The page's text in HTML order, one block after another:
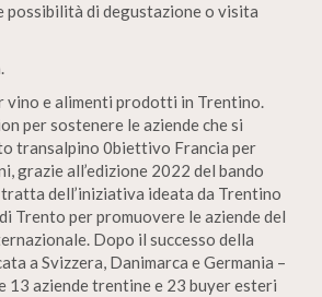
possibilità di degustazione o visita
vino e alimenti prodotti in Trentino.
per sostenere le aziende che si
transalpino 0biettivo Francia per
grazie all’edizione 2022 del bando
tratta dell’iniziativa ideata da Trentino
Trento per promuovere le aziende del
Dopo il successo della
a Svizzera, Danimarca e Germania –
13 aziende trentine e 23 buyer esteri